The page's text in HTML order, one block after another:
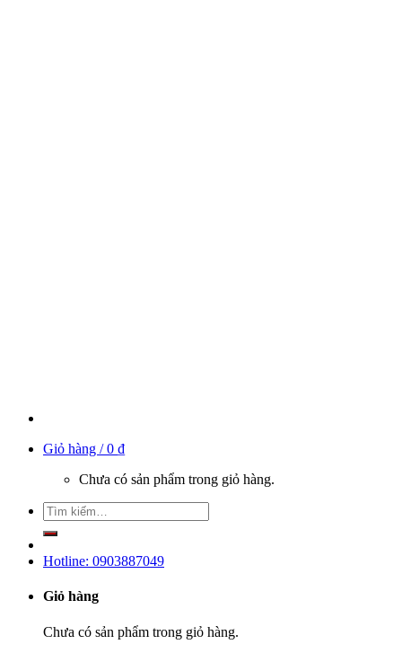
Giỏ hàng /0 ₫
Chưa có sản phẩm trong giỏ hàng.
Hotline: 0903887049
Giỏ hàng
Chưa có sản phẩm trong giỏ hàng.